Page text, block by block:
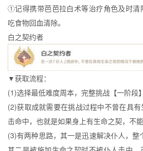
①记得携带芭芭拉白术等治疗角色及时清
吃食物回血清除。
白之契约者
▼获取流程：
(1)选择最低难度周本，完整挑战【一阶段
(2)获取成就需要在挑战过程中不曾在具
击命中，也就是如果身上有生命之契，不能
(3)有两种思路，其一是迅速解决仆人，整